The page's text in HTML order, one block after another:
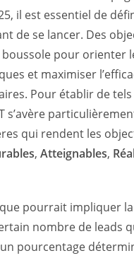
il est essentiel de
de se lancer. Des
pour orienter
et maximiser
Pour établir de
s’avère
qui rendent les
,Atteignables,
pourrait impliquer la
nombre de leads
pourcentage